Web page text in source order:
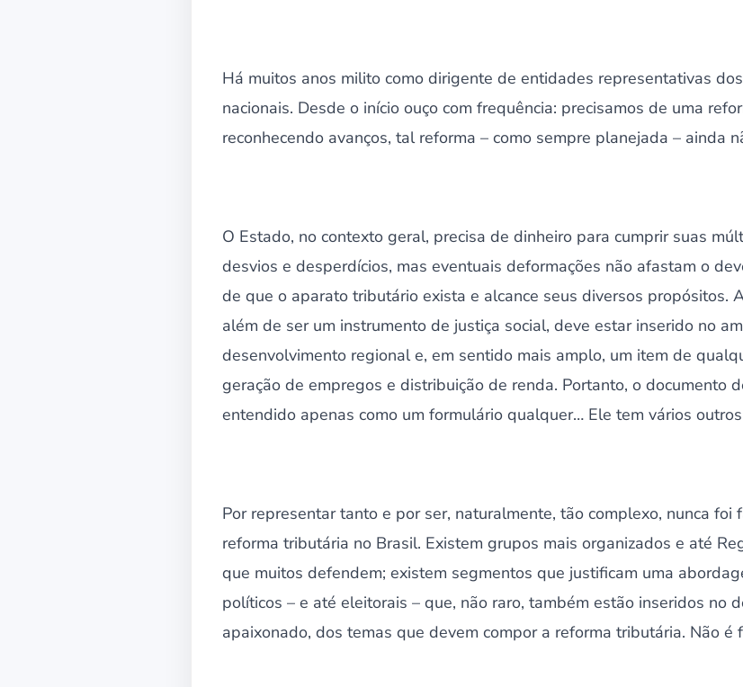
Há muitos anos milito como dirigente de entidades representativas
nacionais. Desde o início ouço com frequência: precisamos de uma
reconhecendo avanços, tal reforma – como sempre planejada – ainda
O Estado, no contexto geral, precisa de dinheiro para cumprir suas
desvios e desperdícios, mas eventuais deformações não afastam o
de que o aparato tributário exista e alcance seus diversos propósitos.
além de ser um instrumento de justiça social, deve estar inserido no
desenvolvimento regional e, em sentido mais amplo, um item de
geração de empregos e distribuição de renda. Portanto, o documento
entendido apenas como um formulário qualquer… Ele tem vários
Por representar tanto e por ser, naturalmente, tão complexo, nunca foi
reforma tributária no Brasil. Existem grupos mais organizados e até
que muitos defendem; existem segmentos que justificam uma
políticos – e até eleitorais – que, não raro, também estão inseridos no
apaixonado, dos temas que devem compor a reforma tributária. Não é